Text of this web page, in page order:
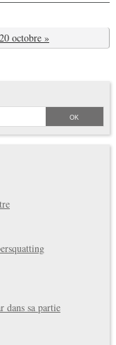
octobre »
dans sa partie